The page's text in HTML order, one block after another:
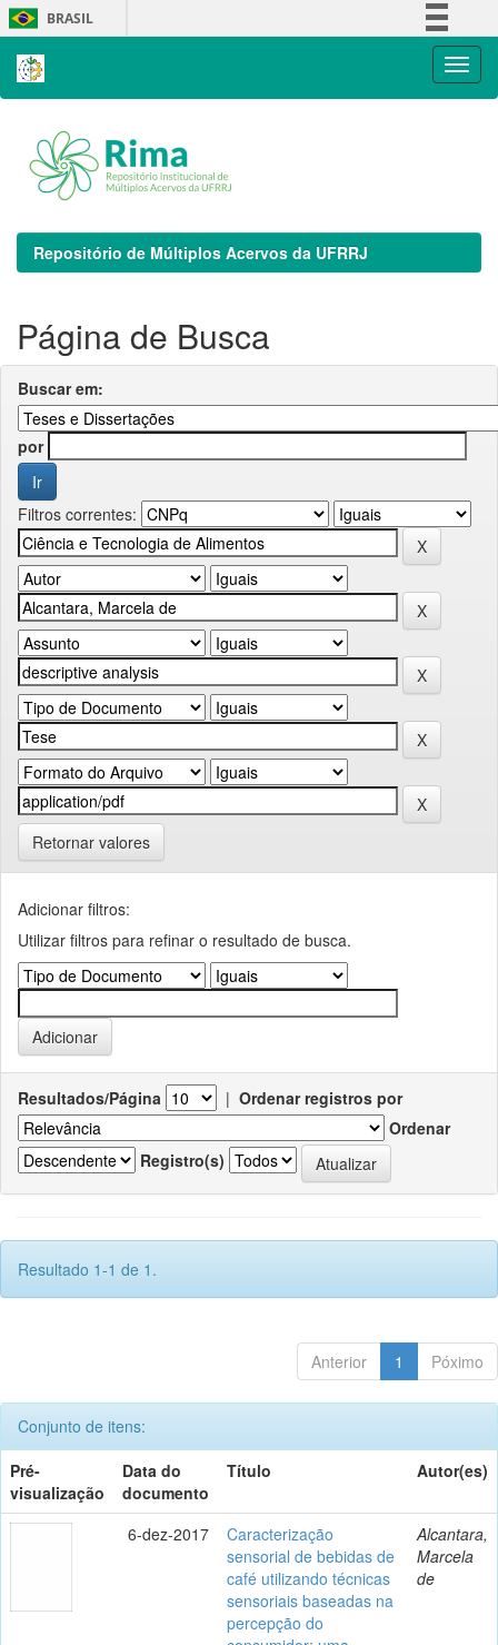
Skip
navigation
BRASIL
Repositório de Múltiplos Acervos da UFRRJ
Página de Busca
Buscar em:
por
Filtros correntes:
Retornar valores
Adicionar filtros:
Utilizar filtros para refinar o resultado de busca.
Resultados/Página | Ordenar registros por
Ordenar
Registro(s)
Resultado 1-1 de 1.
Anterior 1 Póximo
Conjunto de itens:
Pré-
visualização
Data do
documento
Título Autor(es)
6-dez-2017
Caracterização
sensorial de bebidas de
café utilizando técnicas
sensoriais baseadas na
percepção do
Alcantara,
Marcela
de